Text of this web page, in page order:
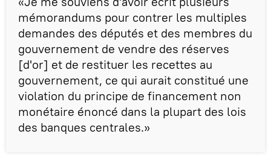
mémorandums pour contrer les multiples
demandes des députés et des membres du
gouvernement de vendre des réserves
[d'or] et de restituer les recettes au
gouvernement, ce qui aurait constitué une
violation du principe de financement non
monétaire énoncé dans la plupart des lois
des banques centrales.»